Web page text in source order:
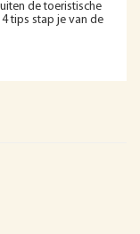
de toeristische
tips stap je van de